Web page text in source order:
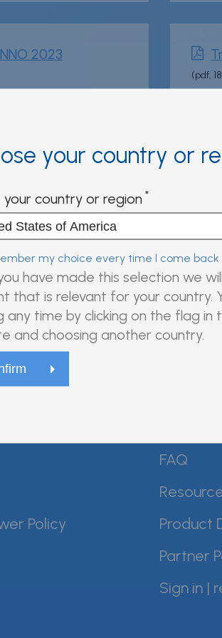
2023
(pdf,
2025
your country or
country or region
my choice every time I come back
have made this selection we
that is relevant for your country.
any time by clicking on the flag
and choosing another country.
Policy
FAQ
Product
Partner
Sign in |